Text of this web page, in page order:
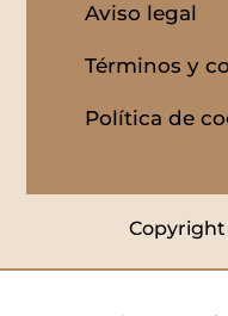
Aviso legal
Términos y
Política de